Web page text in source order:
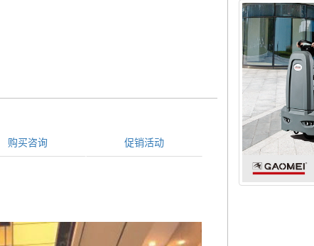
购买咨询 促销活动